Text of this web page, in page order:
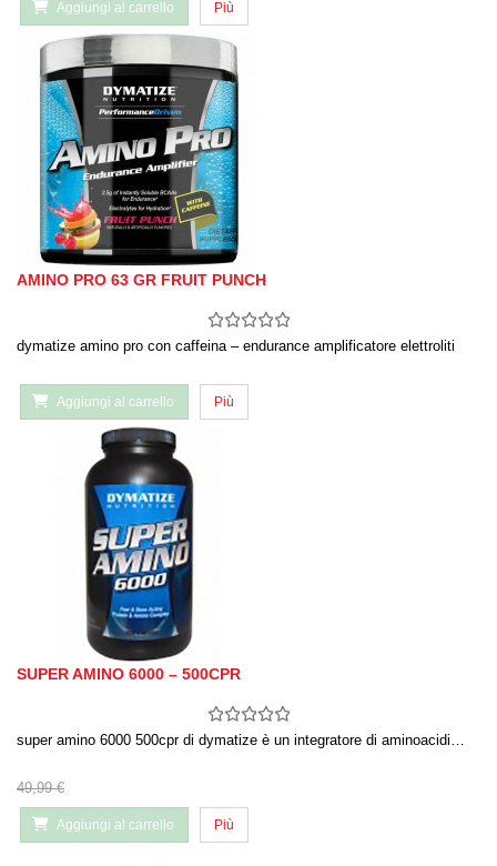
Aggiungi al carrello Più
AMINO PRO 63 GR FRUIT PUNCH
dymatize amino pro con caffeina – endurance amplificatore elettroliti
Aggiungi al carrello Più
SUPER AMINO 6000 – 500CPR
super amino 6000 500cpr di dymatize è un integratore di aminoacidi…
49,99 €
Aggiungi al carrello Più